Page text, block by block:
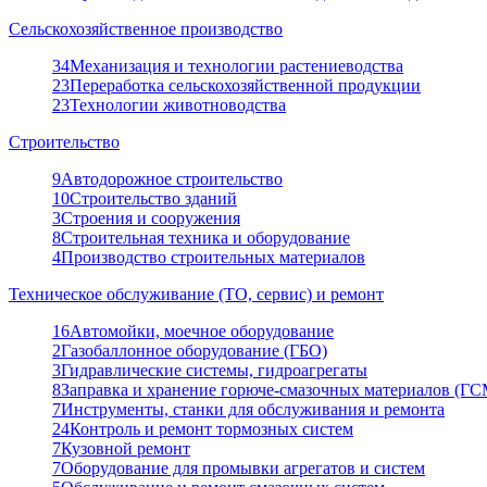
Сельскохозяйственное производство
34Механизация и технологии растениеводства
23Переработка сельскохозяйственной продукции
23Технологии животноводства
Строительство
9Автодорожное строительство
10Строительство зданий
3Строения и сооружения
8Строительная техника и оборудование
4Производство строительных материалов
Техническое обслуживание (ТО, сервис) и ремонт
16Автомойки, моечное оборудование
2Газобаллонное оборудование (ГБО)
3Гидравлические системы, гидроагрегаты
8Заправка и хранение горюче-смазочных материалов
7Инструменты, станки для обслуживания и ремонта
24Контроль и ремонт тормозных систем
7Кузовной ремонт
7Оборудование для промывки агрегатов и систем